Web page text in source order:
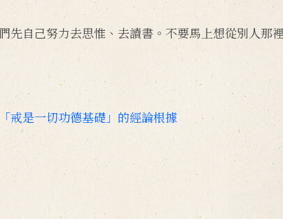
先自己努力去思惟、去讀書。不要馬上想從別人那
「戒是一切功德基礎」的經論根據